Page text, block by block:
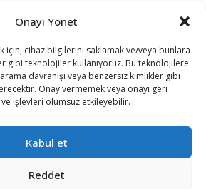
Onayı Yönet
için, cihaz bilgilerini saklamak ve/veya bunlara
gibi teknolojiler kullanıyoruz. Bu teknolojilere
davranışı veya benzersiz kimlikler gibi
Onay vermemek veya onayı geri
işlevleri olumsuz etkileyebilir.
Kabul et
Reddet2026 TÜM HAKLARI SAKLIDIR.